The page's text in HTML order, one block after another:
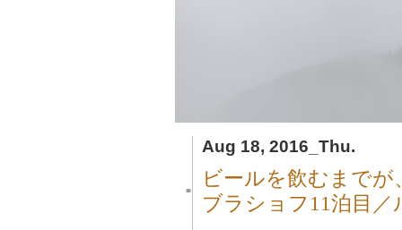
Aug 18, 2016_Thu.
■
ビールを飲むまでが
ブラショフ11泊目／